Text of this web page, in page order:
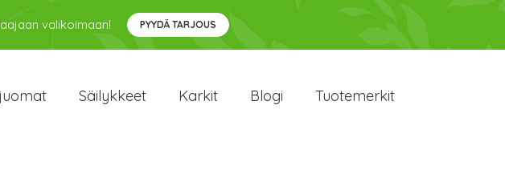
valikoimaan! PYYDÄ TARJOUS
Säilykkeet Karkit Blogi Tuotemerkit